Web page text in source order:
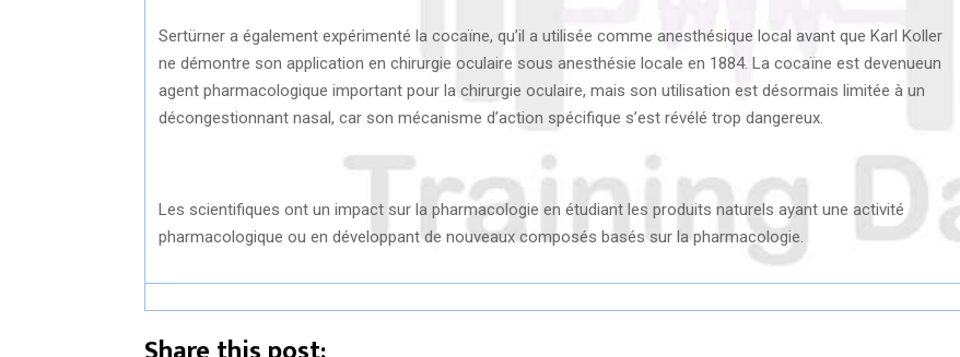
Sertürner a également expérimenté la cocaïne, qu’il a utilisée comme anesthésique local avant que Karl Koller
ne démontre son application en chirurgie oculaire sous anesthésie locale en 1884. La cocaïne est devenueun
agent pharmacologique important pour la chirurgie oculaire, mais son utilisation est désormais limitée à un
décongestionnant nasal, car son mécanisme d’action spécifique s’est révélé trop dangereux.
Les scientifiques ont un impact sur la pharmacologie en étudiant les produits naturels ayant une activité
pharmacologique ou en développant de nouveaux composés basés sur la pharmacologie.